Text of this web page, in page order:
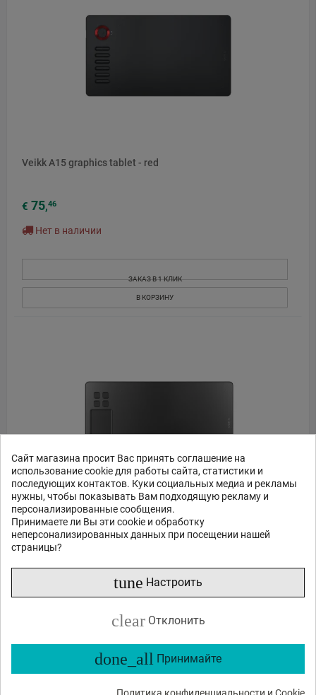
Сайт магазина просит Вас принять соглашение на
использование cookie для работы сайта, статистики и
последующих контактов. Куки социальных медиа и рекламы
нужны, чтобы показывать Вам подходящую рекламу и
персонализированные сообщения.
Принимаете ли Вы эти cookie и обработку
неперсонализированных данных при посещении нашей
страницы?
tune Настроить
clear Отклонить
done_all Принимайте
Veikk A15 graphics tablet - red
€ 75,46
Нет в наличии
ЗАКАЗ В 1 КЛИК
В КОРЗИНУ
Veikk A50 Graphics Tablet 10x6 inches 8192 levels.
Нет в наличии
В КОРЗИНУ